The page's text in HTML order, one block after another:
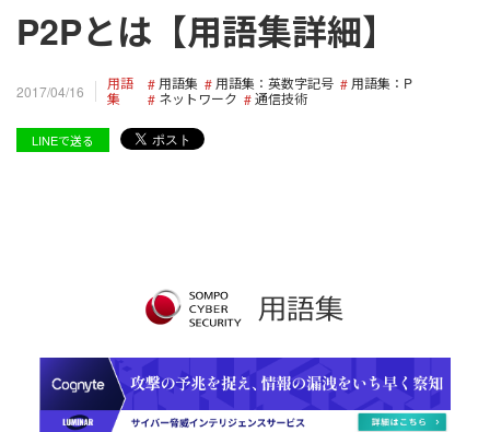
P2Pとは【用語集詳細】
2017/04/16
用語
集
用語集 用語集：英数字記号
用語集：P
ネットワーク
通信技術
LINEで送る